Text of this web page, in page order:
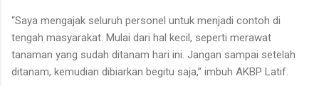
“Saya mengajak seluruh personel untuk menjadi contoh di
tengah masyarakat. Mulai dari hal kecil, seperti merawat
tanaman yang sudah ditanam hari ini. Jangan sampai setelah
ditanam, kemudian dibiarkan begitu saja,” imbuh AKBP Latif.